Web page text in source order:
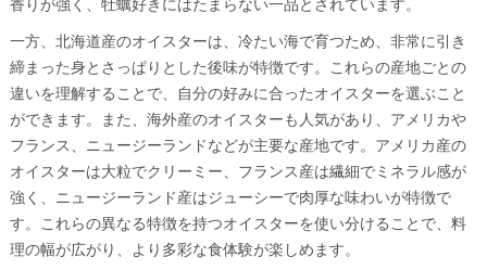
香りが強く、牡蠣好きにはたまらない一品とされています。
一方、北海道産のオイスターは、冷たい海で育つため、非常に引き
締まった身とさっぱりとした後味が特徴です。これらの産地ごとの
違いを理解することで、自分の好みに合ったオイスターを選ぶこと
ができます。また、海外産のオイスターも人気があり、アメリカや
フランス、ニュージーランドなどが主要な産地です。アメリカ産の
オイスターは大粒でクリーミー、フランス産は繊細でミネラル感が
強く、ニュージーランド産はジューシーで肉厚な味わいが特徴で
す。これらの異なる特徴を持つオイスターを使い分けることで、料
理の幅が広がり、より多彩な食体験が楽しめます。